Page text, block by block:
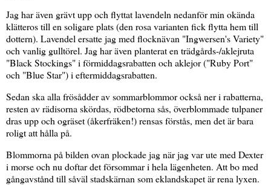
Jag har även grävt upp och flyttat lavendeln nedanför min okända
klätteros till en soligare plats (den rosa varianten fick flytta hem till
dottern). Lavendel ersatte jag med flocknävan "Ingwersen's Variety"
och vanlig gulltörel. Jag har även planterat en trädgårds-/aklejruta
"Black Stockings" i förmiddagsrabatten och aklejor ("Ruby Port"
och "Blue Star") i eftermiddagsrabatten.
Sedan ska alla frösådder av sommarblommor också ner i rabatterna,
resten av rädisorna skördas, rödbetorna sås, överblommade tulpaner
dras upp och ogräset (åkerfräken!) rensas förstås, men det är bara
roligt att hålla på.
Blommorna på bilden ovan plockade jag när jag var ute med Dexter
i morse och nu doftar det försommar i hela lägenheten. Att bo med
gångavstånd till såväl stadskärnan som eklandskapet är rena lyxen.